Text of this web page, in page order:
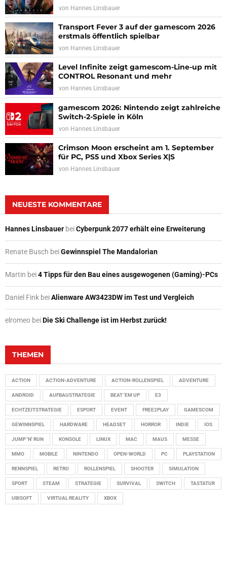
von Hannes Linsbauer
Transport Fever 3 auf der gamescom 2026
erstmals öffentlich spielbar
von Hannes Linsbauer
Level Infinite zeigt gamescom-Line-up mit
CONTROL Resonant und mehr
von Hannes Linsbauer
gamescom 2026: Nintendo zeigt zahlreiche
Switch-2-Spiele in Köln
von Hannes Linsbauer
Crimson Moon erscheint am 1. September
für PC, PS5 und Xbox Series X|S
von Hannes Linsbauer
NEUESTE KOMMENTARE
Hannes Linsbauer beiCyberpunk 2077 erhält eine Erweiterung
Renate Busch beiGewinnspiel The Mandalorian
Martin bei4 Tipps für den Bau eines ausgewogenen (Gaming)-PCs
Daniel Fink beiAlienware AW3423DW im Test und Vergleich
elromeo beiDie Ski Challenge ist im Herbst zurück!
THEMEN
ACTION ACTION-ADVENTURE ACTION-ROLLENSPIEL ADVENTURE
ANDROID AUFBAUSTRATEGIE BEAT 'EM UP E3
ECHTZEITSTRATEGIE ESPORT EVENT FREE2PLAY GAMESCOM
GEWINNSPIEL HARDWARE HEADSET HORROR INDIE IOS
JUMP 'N' RUN KONSOLE LINUX MAC MAUS MESSE
MMO MOBILE NINTENDO OPEN-WORLD PC PLAYSTATION
RENNSPIEL RETRO ROLLENSPIEL SHOOTER SIMULATION
SPORT STEAM STRATEGIE SURVIVAL SWITCH TASTATUR
UBISOFT VIRTUAL REALITY XBOX